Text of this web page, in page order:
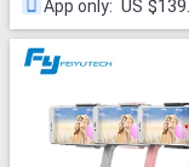
App only: US